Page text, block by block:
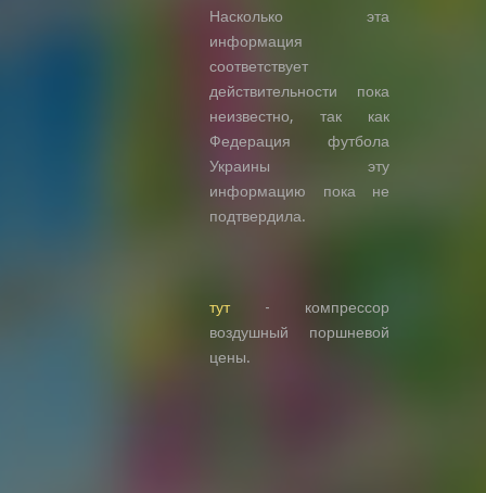
Насколько эта
информация
соответствует
действительности пока
неизвестно, так как
Федерация футбола
Украины эту
информацию пока не
подтвердила.
тут- компрессор
воздушный поршневой
цены.